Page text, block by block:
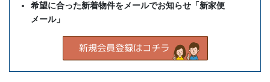
希望に合った新着物件をメールでお知らせ「新家便
メール」